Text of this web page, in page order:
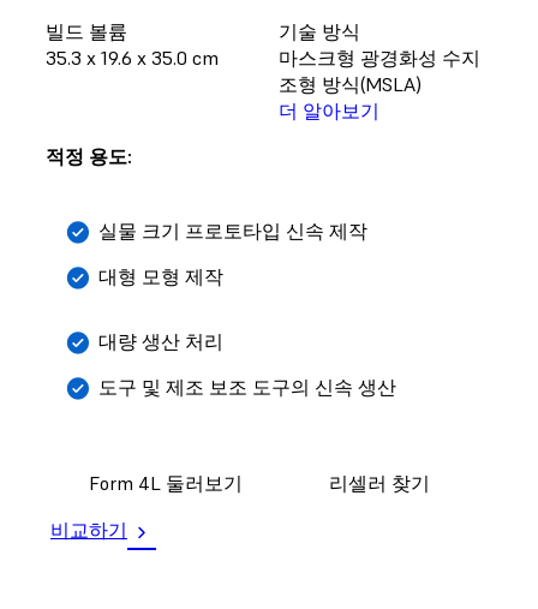
빌드 볼륨
35.3 x 19.6 x 35.0 cm
기술 방식
마스크형 광경화성 수지
조형 방식(MSLA)
더 알아보기
적정 용도:
실물 크기 프로토타입 신속 제작
대형 모형 제작
대량 생산 처리
도구 및 제조 보조 도구의 신속 생산
Form 4L 둘러보기
리셀러 찾기
비교하기